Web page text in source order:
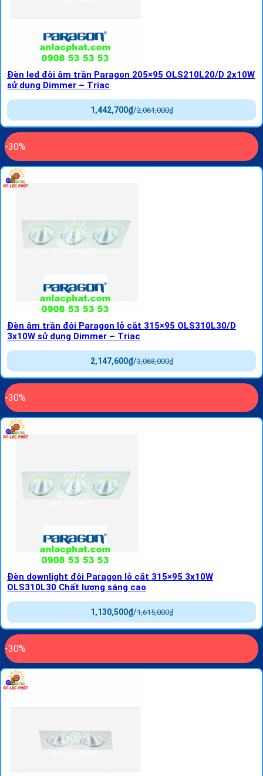
Đèn led đôi âm trần Paragon 205×95 OLS210L20/D 2x10W
sử dụng Dimmer – Triac
2,061,000₫
/
1,442,700₫
-30%
Đèn âm trần đôi Paragon lỗ cắt 315×95 OLS310L30/D
3x10W sử dụng Dimmer – Triac
3,068,000₫
/
2,147,600₫
-30%
Đèn downlight đôi Paragon lỗ cắt 315×95 3x10W
OLS310L30 Chất lượng sáng cao
1,615,000₫
/
1,130,500₫
-30%